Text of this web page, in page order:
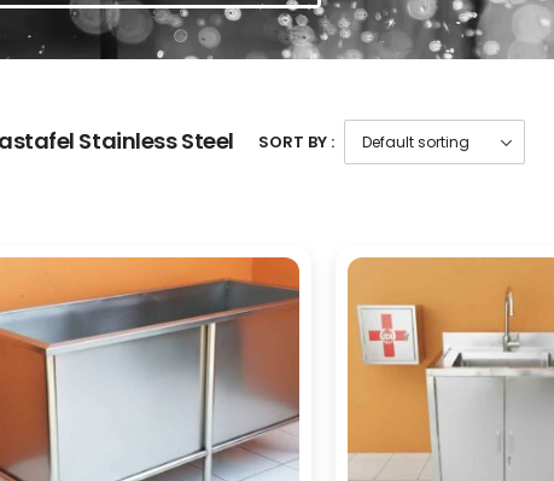
Timbangan Hewan
Hidup Portable
Stainless Steel SORT BY :